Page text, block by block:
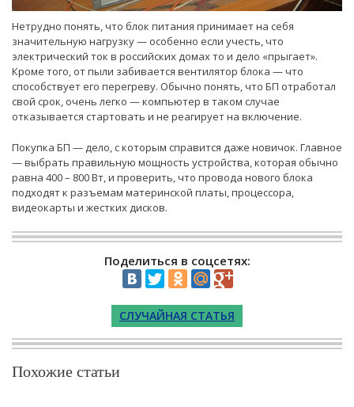
Нетрудно понять, что блок питания принимает на себя
значительную нагрузку — особенно если учесть, что
электрический ток в российских домах то и дело «прыгает».
Кроме того, от пыли забивается вентилятор блока — что
способствует его перегреву. Обычно понять, что БП отработал
свой срок, очень легко — компьютер в таком случае
отказывается стартовать и не реагирует на включение.
Покупка БП — дело, с которым справится даже новичок. Главное
— выбрать правильную мощность устройства, которая обычно
равна 400 – 800 Вт, и проверить, что провода нового блока
подходят к разъемам материнской платы, процессора,
видеокарты и жестких дисков.
Поделиться в соцсетях:
СЛУЧАЙНАЯ СТАТЬЯ
Похожие статьи